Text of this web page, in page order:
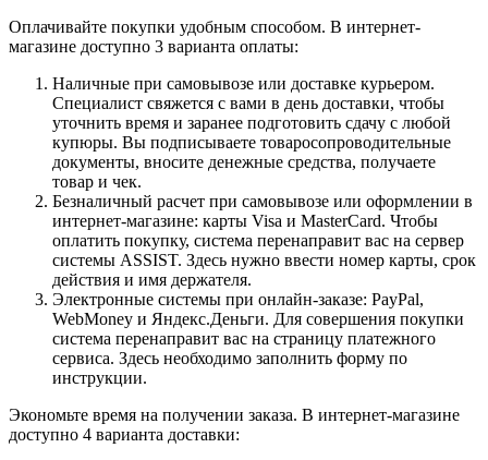
Оплачивайте покупки удобным способом. В интернет-
магазине доступно 3 варианта оплаты:
Наличные при самовывозе или доставке курьером.
Специалист свяжется с вами в день доставки, чтобы
уточнить время и заранее подготовить сдачу с любой
купюры. Вы подписываете товаросопроводительные
документы, вносите денежные средства, получаете
товар и чек.
Безналичный расчет при самовывозе или оформлении в
интернет-магазине: карты Visa и MasterCard. Чтобы
оплатить покупку, система перенаправит вас на сервер
системы ASSIST. Здесь нужно ввести номер карты, срок
действия и имя держателя.
Электронные системы при онлайн-заказе: PayPal,
WebMoney и Яндекс.Деньги. Для совершения покупки
система перенаправит вас на страницу платежного
сервиса. Здесь необходимо заполнить форму по
инструкции.
Экономьте время на получении заказа. В интернет-магазине
доступно 4 варианта доставки: